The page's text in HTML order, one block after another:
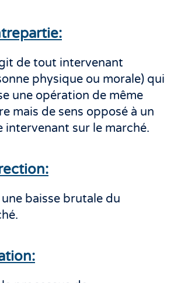
de tout intervenant
physique ou morale) qui
une opération de même
mais de sens opposé à un
intervenant sur le marché.
une baisse brutale du